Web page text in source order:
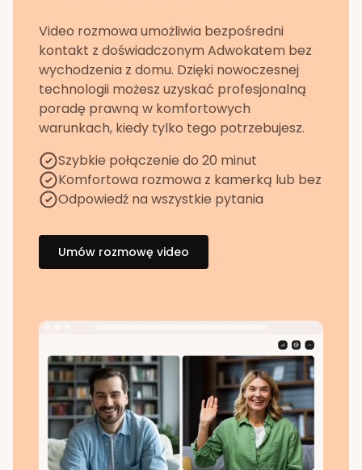
Video rozmowa umożliwia bezpośredni
kontakt z doświadczonym Adwokatem bez
wychodzenia z domu. Dzięki nowoczesnej
technologii możesz uzyskać profesjonalną
poradę prawną w komfortowych
warunkach, kiedy tylko tego potrzebujesz.
Szybkie połączenie do 20 minut
Komfortowa rozmowa z kamerką lub bez
Odpowiedź na wszystkie pytania
Umów rozmowę video